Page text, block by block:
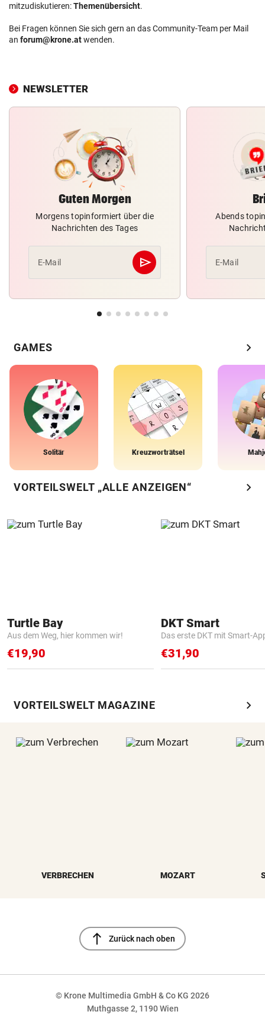
mitzudiskutieren:Themenübersicht.
Bei Fragen können Sie sich gern an das Community-Team per Mail
an forum@krone.atwenden.
NEWSLETTER
Guten Morgen
Morgens topinformiert über die
Nachrichten des Tages
E-Mail send
Abschicken
Abends
E-Mail
GAMES chevron_right
Solitär Kreuzworträtsel
VORTEILSWELT „ALLE ANZEIGEN“ chevron_right
Turtle Bay
Aus dem Weg, hier kommen wir!
€19,90
DKT Smart
Das erste DKT mit Smart-
€31,90
VORTEILSWELT MAGAZINE chevron_right
VERBRECHEN MOZART
north Zurück nach oben
© Krone Multimedia GmbH & Co KG 2026
Muthgasse 2, 1190 Wien